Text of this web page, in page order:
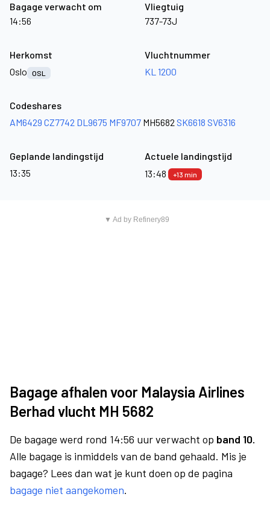
Bagage verwacht om
14:56
Vliegtuig
737-73J
Herkomst
Oslo
OSL
Vluchtnummer
KL 1200
Codeshares
AM6429 CZ7742 DL9675 MF9707 MH5682 SK6618 SV6316
Geplande landingstijd
13:35
Actuele landingstijd
13:48
+13 min
▼ Ad by Refinery89
Bagage afhalen voor Malaysia Airlines
Berhad vlucht MH 5682
De bagage werd rond 14:56 uur verwacht op band 10.
Alle bagage is inmiddels van de band gehaald. Mis je
bagage? Lees dan wat je kunt doen op de pagina
bagage niet aangekomen.